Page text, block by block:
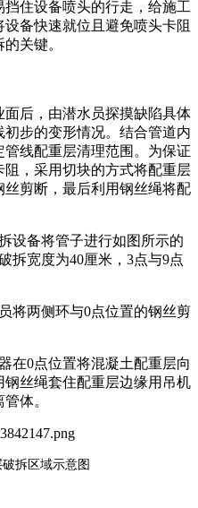
住设备喷头的行走，给施工
备快速就位且避免喷头卡阻
关键。
后，由潜水员探摸缺陷具体
步的变形情况。结合管道内
线配重层清理范围。为保证
，采用切块的方式将配重层
剪断，最后利用钢丝绳将配
设备将管子进行如图所示的
拆宽度为40厘米，3点与9点
将两侧环与0点位置的钢丝剪
在0点位置将混凝土配重层向
丝绳套住配重层边缘用吊机
体。
拆区域示意图